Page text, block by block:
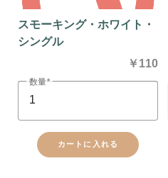
スモーキング・ホワイト・
シングル
￥110
数量
カートに入れる